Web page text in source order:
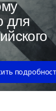
для